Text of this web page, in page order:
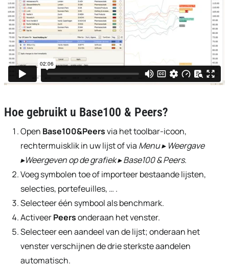
Hoe gebruikt u Base100 & Peers?
Open Base100&Peersvia het toolbar-icoon,
rechtermuisklik in uw lijst of via Menu ▸ Weergave
▸Weergeven op de grafiek ▸ Base100 & Peers.
Voeg symbolen toe of importeer bestaande lijsten,
selecties, portefeuilles, … .
Selecteer één symbool als benchmark.
ActiveerPeersonderaan het venster.
Selecteer een aandeel van de lijst; onderaan het
venster verschijnen de drie sterkste aandelen
automatisch.